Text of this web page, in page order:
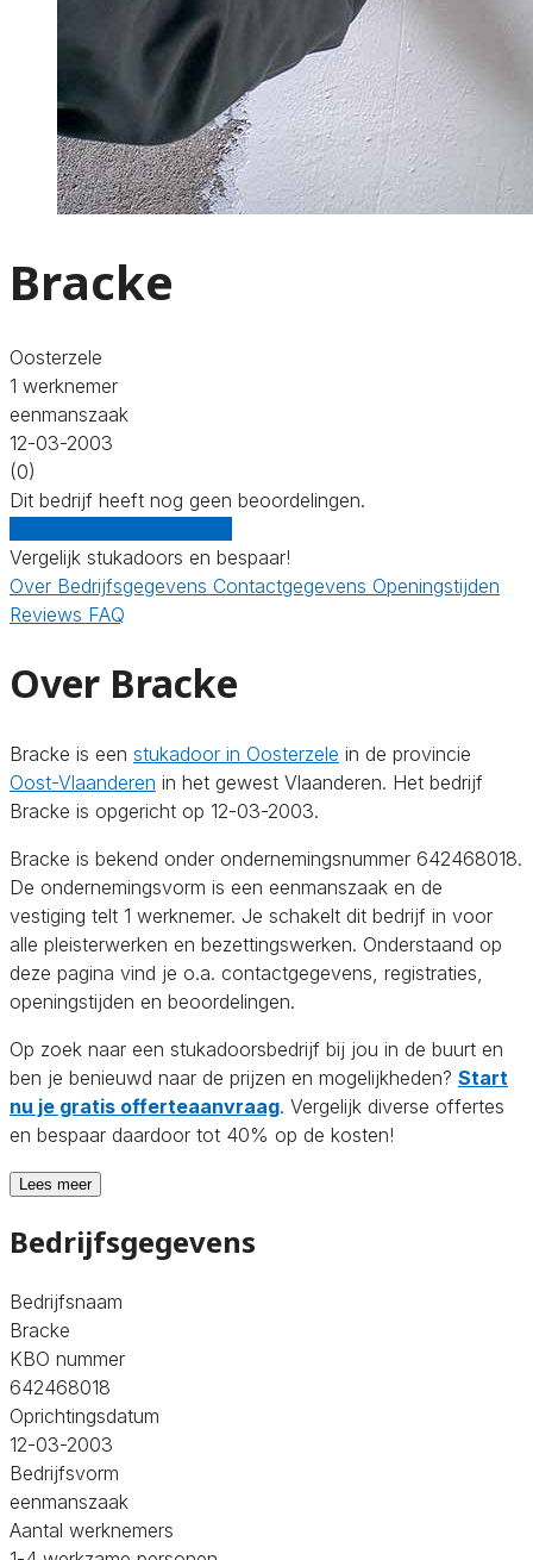
Bracke
Oosterzele
1 werknemer
eenmanszaak
12-03-2003
(0)
Dit bedrijf heeft nog geen beoordelingen.
Vergelijk stukadoors en bespaar!
Over Bedrijfsgegevens Contactgegevens Openingstijden
Reviews FAQ
Over Bracke
Bracke is een stukadoor in Oosterzele in de provincie
Oost-Vlaanderen in het gewest Vlaanderen. Het bedrijf
Bracke is opgericht op 12-03-2003.
Bracke is bekend onder ondernemingsnummer 642468018.
De ondernemingsvorm is een eenmanszaak en de
vestiging telt 1 werknemer. Je schakelt dit bedrijf in voor
alle pleisterwerken en bezettingswerken. Onderstaand op
deze pagina vind je o.a. contactgegevens, registraties,
openingstijden en beoordelingen.
Op zoek naar een stukadoorsbedrijf bij jou in de buurt en
ben je benieuwd naar de prijzen en mogelijkheden? Start
nu je gratis offerteaanvraag. Vergelijk diverse offertes
en bespaar daardoor tot 40% op de kosten!
Lees meer
Bedrijfsgegevens
Bedrijfsnaam
Bracke
KBO nummer
642468018
Oprichtingsdatum
12-03-2003
Bedrijfsvorm
eenmanszaak
Aantal werknemers